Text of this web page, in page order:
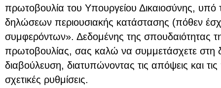
πρωτοβουλία του Υπουργείου Δικαιοσύνης, υπό
δηλώσεων περιουσιακής κατάστασης (πόθεν
συμφερόντων». Δεδομένης της σπουδαιότητας
πρωτοβουλίας, σας καλώ να συμμετάσχετε στη
διαβούλευση, διατυπώνοντας τις απόψεις και
σχετικές ρυθμίσεις.